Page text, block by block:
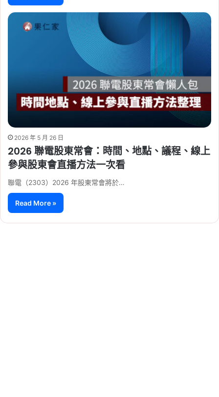
2026 年 5 月 26 日
2026 聯電股東常會：時間、地點、議程、線上
參與股東會直播方法一次看
聯電（2303）2026 年股東常會將於…
Read More »